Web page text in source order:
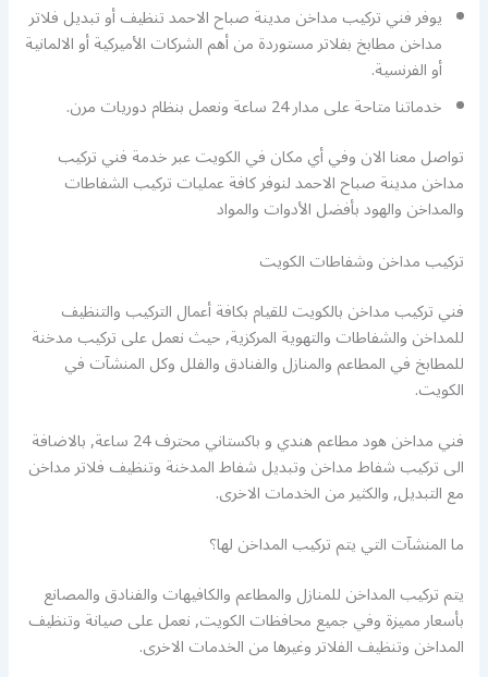
يوفر فني تركيب مداخن مدينة صباح الاحمد تنظيف أو تبديل فلاتر
مداخن مطابخ بفلاتر مستوردة من أهم الشركات الأميركية أو الالمانية
أو الفرنسية.
خدماتنا متاحة على مدار 24 ساعة ونعمل بنظام دوريات مرن.
تواصل معنا الان وفي أي مكان في الكويت عبر خدمة فني تركيب
مداخن مدينة صباح الاحمد لنوفر كافة عمليات تركيب الشفاطات
والمداخن والهود بأفضل الأدوات والمواد
تركيب مداخن وشفاطات الكويت
فني تركيب مداخن بالكويت للقيام بكافة أعمال التركيب والتنظيف
للمداخن والشفاطات والتهوية المركزية, حيث نعمل على تركيب مدخنة
للمطابخ في المطاعم والمنازل والفنادق والفلل وكل المنشآت في
الكويت.
فني مداخن هود مطاعم هندي و باكستاني محترف 24 ساعة, بالاضافة
الى تركيب شفاط مداخن وتبديل شفاط المدخنة وتنظيف فلاتر مداخن
مع التبديل, والكثير من الخدمات الاخرى.
ما المنشآت التي يتم تركيب المداخن لها؟
يتم تركيب المداخن للمنازل والمطاعم والكافيهات والفنادق والمصانع
بأسعار مميزة وفي جميع محافظات الكويت, نعمل على صيانة وتنظيف
المداخن وتنظيف الفلاتر وغيرها من الخدمات الاخرى.